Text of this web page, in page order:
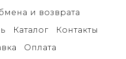
и возврата
Каталог
Контакты
Оплата